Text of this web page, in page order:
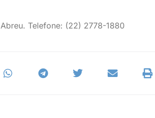
Telefone: (22) 2778-1880